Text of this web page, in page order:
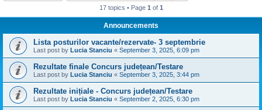
17 topics • Page 1 of 1
Announcements
Lista posturilor vacante/rezervate- 3 septembrie
Last post by Lucia Stanciu « September 3, 2025, 6:09 pm
Rezultate finale Concurs județean/Testare
Last post by Lucia Stanciu « September 3, 2025, 3:44 pm
Rezultate inițiale - Concurs județean/Testare
Last post by Lucia Stanciu « September 2, 2025, 6:30 pm